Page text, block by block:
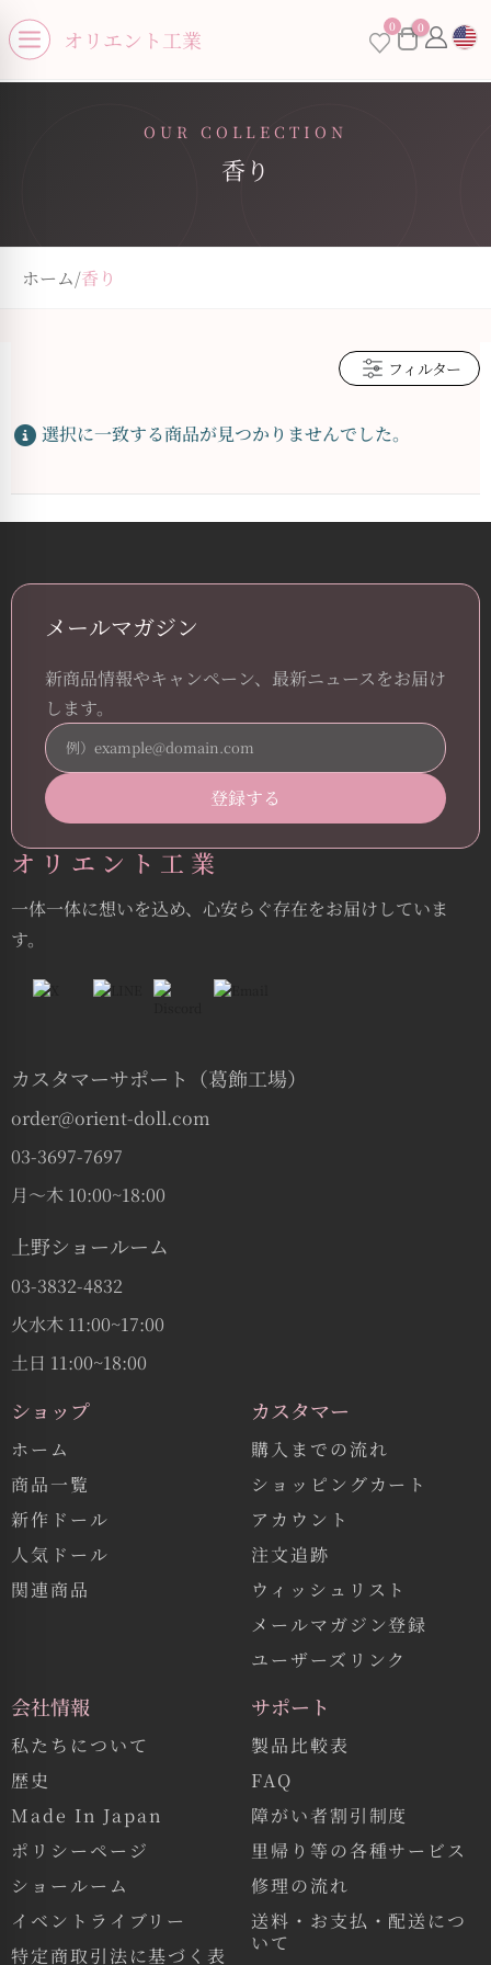
Open menu
オリエント工業 0 0
menu
OUR COLLECTION
香り
ホーム/香り
フィルター
選択に一致する商品が見つかりませんでした。
メールマガジン
新商品情報やキャンペーン、最新ニュースをお届け
します。
オリエント工業
一体一体に想いを込め、心安らぐ存在をお届けしていま
す。
カスタマーサポート（葛飾工場）
order@orient-doll.com
03-3697-7697
月〜木 10:00~18:00
上野ショールーム
03-3832-4832
火水木 11:00~17:00
土日 11:00~18:00
ショップ
ホーム
商品一覧
新作ドール
人気ドール
関連商品
カスタマー
購入までの流れ
ショッピングカート
アカウント
注文追跡
ウィッシュリスト
メールマガジン登録
ユーザーズリンク
会社情報
私たちについて
歴史
Made In Japan
ポリシーページ
ショールーム
イベントライブリー
特定商取引法に基づく表
サポート
製品比較表
FAQ
障がい者割引制度
里帰り等の各種サービス
修理の流れ
送料・お支払・配送につ
いて